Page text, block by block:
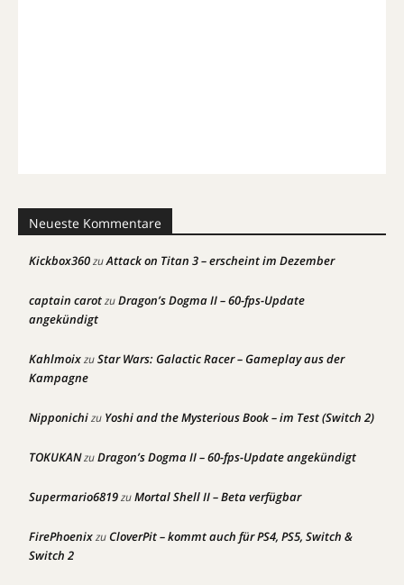
Neueste Kommentare
Kickbox360zuAttack on Titan 3 – erscheint im Dezember
captain carotzuDragon’s Dogma II – 60-fps-Update
angekündigt
KahlmoixzuStar Wars: Galactic Racer – Gameplay aus der
Kampagne
Nipponichizu Yoshi and the Mysterious Book – im Test (Switch 2)
TOKUKANzuDragon’s Dogma II – 60-fps-Update angekündigt
Supermario6819zuMortal Shell II – Beta verfügbar
FirePhoenixzuCloverPit – kommt auch für PS4, PS5, Switch &
Switch 2